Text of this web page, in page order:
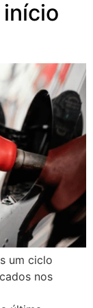
um ciclo
nos